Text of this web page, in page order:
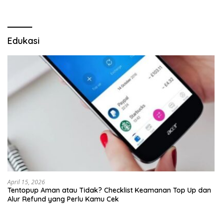
Edukasi
April 15, 2026
Tentopup Aman atau Tidak? Checklist Keamanan Top Up dan
Alur Refund yang Perlu Kamu Cek